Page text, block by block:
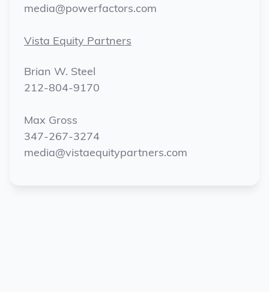
media@powerfactors.com
Vista Equity Partners
Brian W. Steel
212-804-9170
Max Gross
347-267-3274
media@vistaequitypartners.com